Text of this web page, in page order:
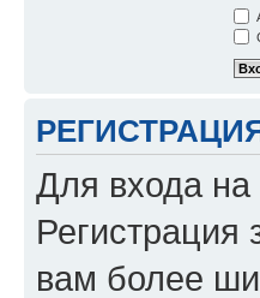
Для входа
Регистрация
вам более